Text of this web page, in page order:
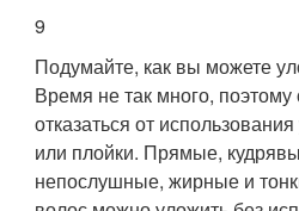
9
Подумайте, как вы можете
Время не так много, поэтому
отказаться от
или плойки. Прямые,
непослушные, жирные и